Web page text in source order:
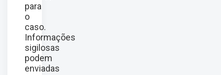
para
o
caso.
Informações
sigilosas
podem
enviadas